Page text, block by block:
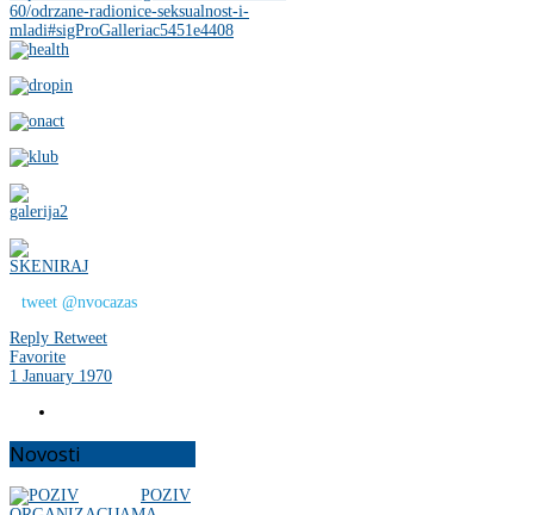
60/odrzane-radionice-seksualnost-i-
mladi#sigProGalleriac5451e4408
tweet @nvocazas
Reply Retweet
Favorite
1 January 1970
Novosti
POZIV